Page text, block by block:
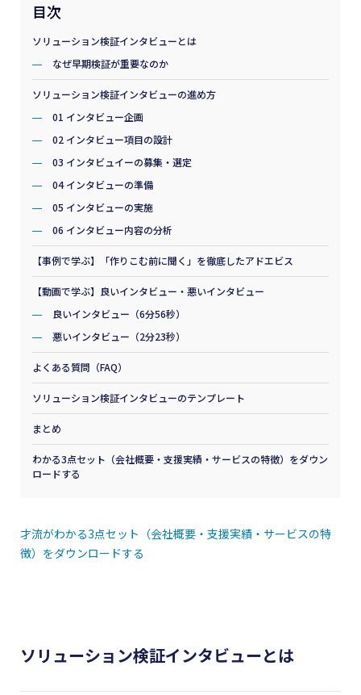
目次
ソリューション検証インタビューとは
なぜ早期検証が重要なのか
ソリューション検証インタビューの進め方
01 インタビュー企画
02 インタビュー項目の設計
03 インタビュイーの募集・選定
04 インタビューの準備
05 インタビューの実施
06 インタビュー内容の分析
【事例で学ぶ】「作りこむ前に聞く」を徹底したアドエビス
【動画で学ぶ】良いインタビュー・悪いインタビュー
良いインタビュー（6分56秒）
悪いインタビュー（2分23秒）
よくある質問（FAQ）
ソリューション検証インタビューのテンプレート
まとめ
わかる3点セット（会社概要・支援実績・サービスの特徴）をダウン
ロードする
才流がわかる3点セット（会社概要・支援実績・サービスの特
徴）をダウンロードする
ソリューション検証インタビューとは